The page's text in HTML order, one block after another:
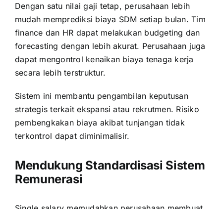
Dengan satu nilai gaji tetap, perusahaan lebih
mudah memprediksi biaya SDM setiap bulan. Tim
finance dan HR dapat melakukan budgeting dan
forecasting dengan lebih akurat. Perusahaan juga
dapat mengontrol kenaikan biaya tenaga kerja
secara lebih terstruktur.
Sistem ini membantu pengambilan keputusan
strategis terkait ekspansi atau rekrutmen. Risiko
pembengkakan biaya akibat tunjangan tidak
terkontrol dapat diminimalisir.
Mendukung Standardisasi Sistem
Remunerasi